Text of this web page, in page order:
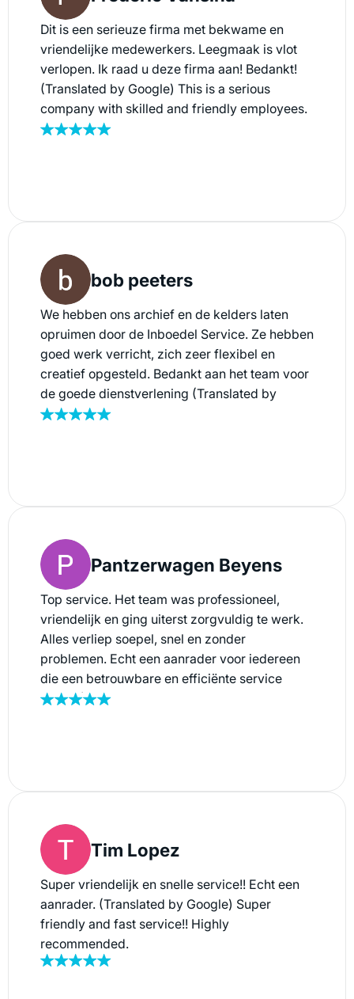
Dit is een serieuze firma met bekwame en
vriendelijke medewerkers. Leegmaak is vlot
verlopen. Ik raad u deze firma aan! Bedankt!
(Translated by Google) This is a serious
company with skilled and friendly employees.
Emptying went smoothly. I recommend this
bob peeters
We hebben ons archief en de kelders laten
opruimen door de Inboedel Service. Ze hebben
goed werk verricht, zich zeer flexibel en
creatief opgesteld. Bedankt aan het team voor
de goede dienstverlening (Translated by
Google) We had our archives and cellars
Pantzerwagen Beyens
Top service. Het team was professioneel,
vriendelijk en ging uiterst zorgvuldig te werk.
Alles verliep soepel, snel en zonder
problemen. Echt een aanrader voor iedereen
die een betrouwbare en efficiënte service
zoekt. (Translated by Google) Top service. The
reliable and efficient service.
Tim Lopez
Super vriendelijk en snelle service!! Echt een
aanrader. (Translated by Google) Super
friendly and fast service!! Highly
recommended.